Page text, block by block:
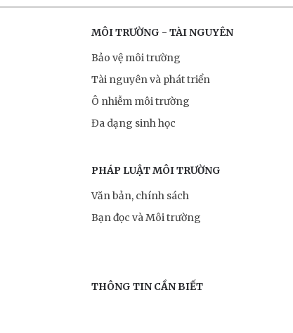
MÔI TRƯỜNG - TÀI NGUYÊN
Bảo vệ môi trường
Tài nguyên và phát triển
Ô nhiễm môi trường
Đa dạng sinh học
PHÁP LUẬT MÔI TRƯỜNG
Văn bản, chính sách
Bạn đọc và Môi trường
THÔNG TIN CẦN BIẾT